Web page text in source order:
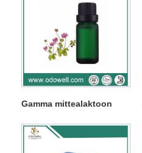
Gamma mittealaktoon